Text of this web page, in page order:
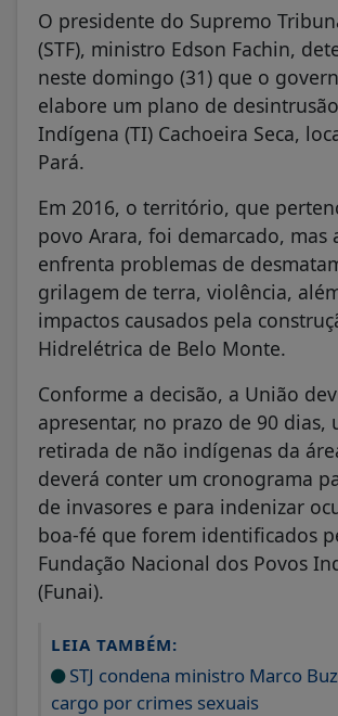
O presidente do Supremo
(STF), ministro Edson Fachin,
neste domingo (31) que o
elabore um plano de
Indígena (TI) Cachoeira Seca,
Pará.
Em 2016, o território, que
povo Arara, foi demarcado, mas
enfrenta problemas de
grilagem de terra, violência,
impactos causados pela
Hidrelétrica de Belo Monte.
Conforme a decisão, a União
apresentar, no prazo de 90 dias,
retirada de não indígenas da
deverá conter um cronograma
de invasores e para indenizar
boa-fé que forem identificados
Fundação Nacional dos Povos
(Funai).
LEIA TAMBÉM:
STJ condena ministro Marco
cargo por crimes sexuais